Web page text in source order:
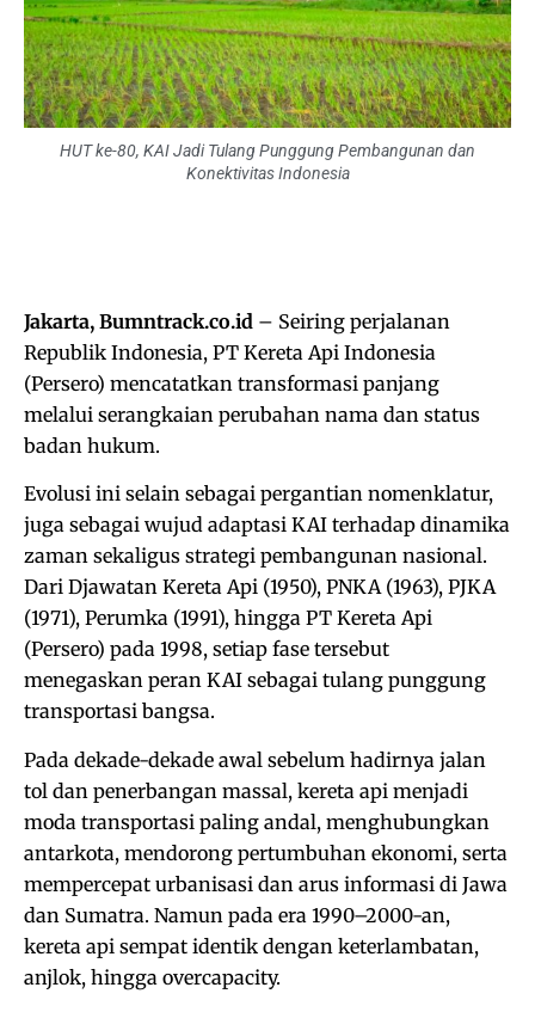
HUT ke-80, KAI Jadi Tulang Punggung Pembangunan dan
Konektivitas Indonesia
Jakarta, Bumntrack.co.id – Seiring perjalanan
Republik Indonesia, PT Kereta Api Indonesia
(Persero) mencatatkan transformasi panjang
melalui serangkaian perubahan nama dan status
badan hukum.
Evolusi ini selain sebagai pergantian nomenklatur,
juga sebagai wujud adaptasi KAI terhadap dinamika
zaman sekaligus strategi pembangunan nasional.
Dari Djawatan Kereta Api (1950), PNKA (1963), PJKA
(1971), Perumka (1991), hingga PT Kereta Api
(Persero) pada 1998, setiap fase tersebut
menegaskan peran KAI sebagai tulang punggung
transportasi bangsa.
Pada dekade-dekade awal sebelum hadirnya jalan
tol dan penerbangan massal, kereta api menjadi
moda transportasi paling andal, menghubungkan
antarkota, mendorong pertumbuhan ekonomi, serta
mempercepat urbanisasi dan arus informasi di Jawa
dan Sumatra. Namun pada era 1990–2000-an,
kereta api sempat identik dengan keterlambatan,
anjlok, hingga overcapacity.